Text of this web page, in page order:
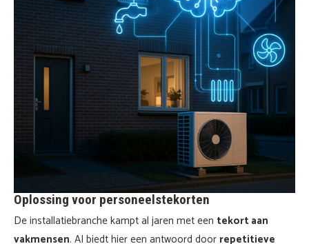
Oplossing voor personeelstekorten
De installatiebranche kampt al jaren met een tekort aan
vakmensen. AI biedt hier een antwoord door repetitieve